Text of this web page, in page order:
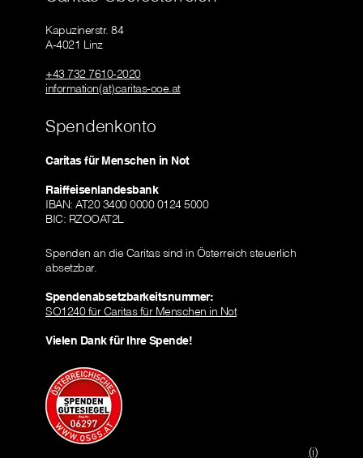
Kapuzinerstr. 84
A-4021 Linz
+43 732 7610-2020
information(at)caritas-ooe.at
Spendenkonto
Caritas für Menschen in Not
Raiffeisenlandesbank
IBAN: AT20 3400 0000 0124 5000
BIC: RZOOAT2L
Spenden an die Caritas sind in Österreich steuerlich
absetzbar.
Spendenabsetzbarkeitsnummer:
SO1240 für Caritas für Menschen in Not
Vielen Dank für Ihre Spende!
(i)